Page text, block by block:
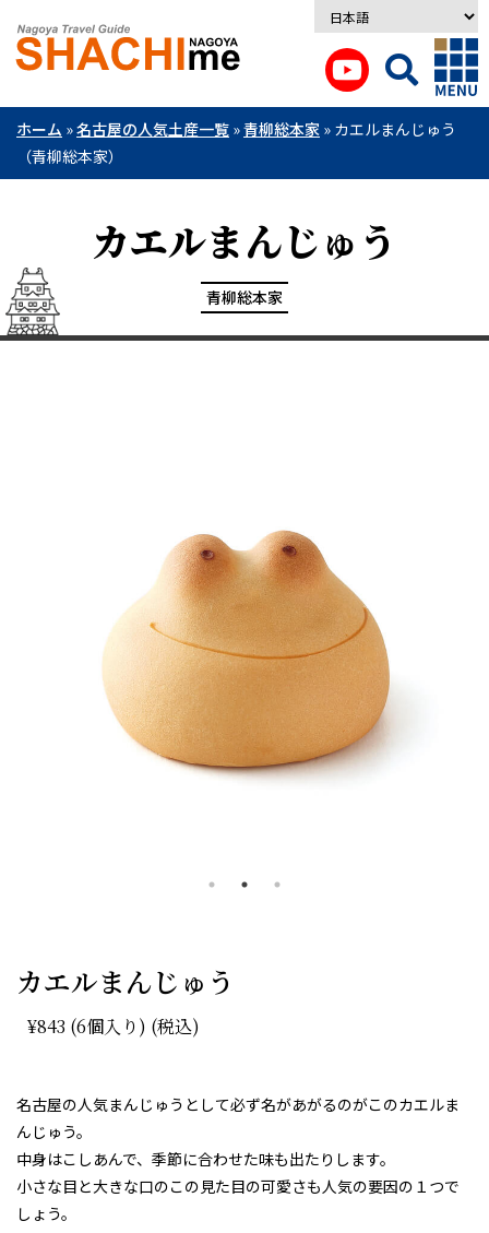
ホーム »名古屋の人気土産一覧 »青柳総本家 » カエルまんじゅう
（青柳総本家）
カエルまんじゅう
青柳総本家
カエルまんじゅう
¥843 (6個入り) (税込)
名古屋の人気まんじゅうとして必ず名があがるのがこのカエルま
んじゅう。
中身はこしあんで、季節に合わせた味も出たりします。
小さな目と大きな口のこの見た目の可愛さも人気の要因の１つで
しょう。